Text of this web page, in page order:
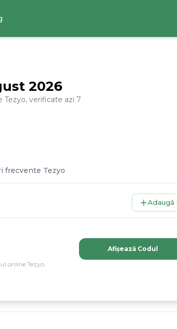
2026
Tezyo, verificate azi 7
frecvente Tezyo
Adaugă
online Tezyo.
Afișează Codul